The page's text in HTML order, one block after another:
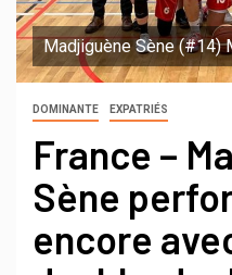
Madjiguène Sène (#14)
DOMINANTE EXPATRIÉS
France –
Sène
encore